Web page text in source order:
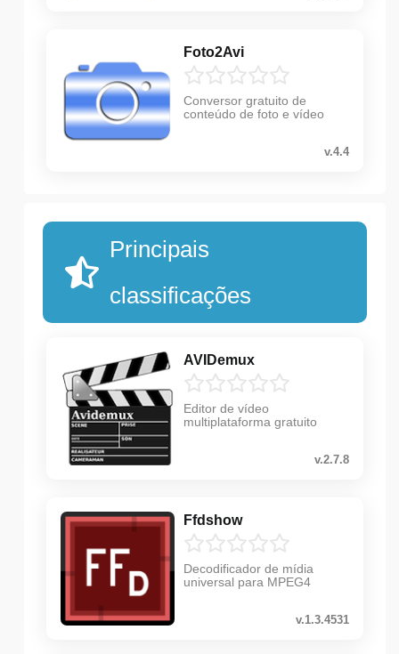
Foto2Avi
Conversor gratuito de
conteúdo de foto e vídeo
v.4.4
Principais
classificações
AVIDemux
Editor de vídeo
multiplataforma gratuito
v.2.7.8
Ffdshow
Decodificador de mídia
universal para MPEG4
v.1.3.4531